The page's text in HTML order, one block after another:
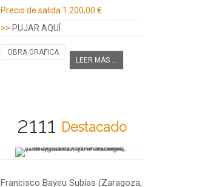
Precio de salida 1.200,00 €
>> PUJAR AQUÍ
OBRA GRAFICA
LEER MÁS ...
2111 Destacado
Francisco Bayeu Subías (Zaragoza,